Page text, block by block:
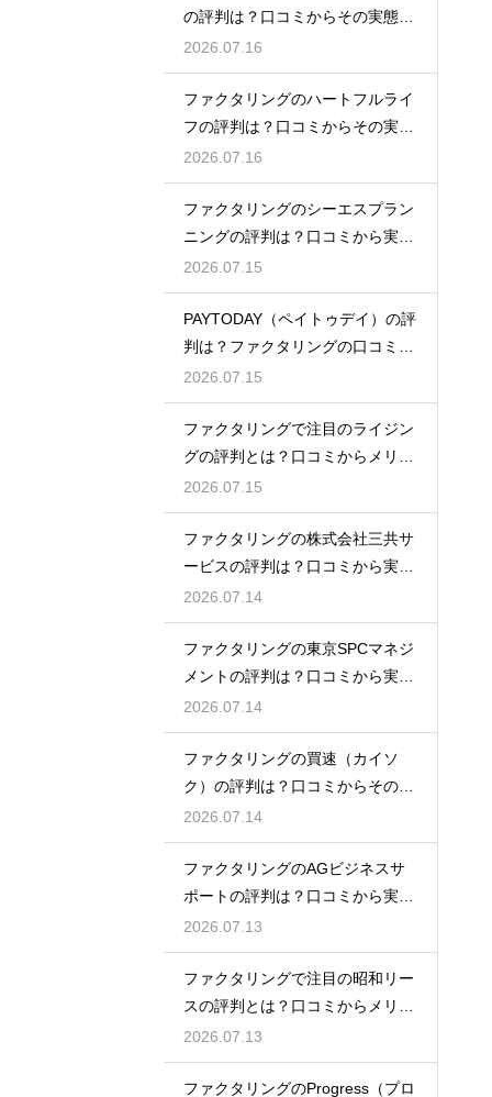
の評判は？口コミからその実態を
徹底解説
2026.07.16
ファクタリングのハートフルライ
フの評判は？口コミからその実態
を徹底解説
2026.07.16
ファクタリングのシーエスプラン
ニングの評判は？口コミから実態
を徹底解説
2026.07.15
PAYTODAY（ペイトゥデイ）の評
判は？ファクタリングの口コミ検
証
2026.07.15
ファクタリングで注目のライジン
グの評判とは？口コミからメリッ
トを徹底解説
2026.07.15
ファクタリングの株式会社三共サ
ービスの評判は？口コミから実態
を徹底解説
2026.07.14
ファクタリングの東京SPCマネジ
メントの評判は？口コミから実態
を徹底解説
2026.07.14
ファクタリングの買速（カイソ
ク）の評判は？口コミからその実
態を徹底解説
2026.07.14
ファクタリングのAGビジネスサ
ポートの評判は？口コミから実態
を徹底解説
2026.07.13
ファクタリングで注目の昭和リー
スの評判とは？口コミからメリッ
トを徹底解説
2026.07.13
ファクタリングのProgress（プロ